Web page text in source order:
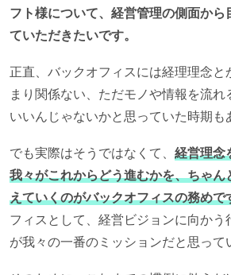
フト様について、経営管理の側面から
ていただきたいです。
正直、バックオフィスには経理理念と
まり関係ない、ただモノや情報を流
いいんじゃないかと思っていた時期も
でも実際はそうではなくて、 経営理念
我々がこれからどう進むかを、ちゃん
えていくのがバックオフィスの務めで
フィスとして、経営ビジョンに向かう
が我々の一番のミッションだと思って